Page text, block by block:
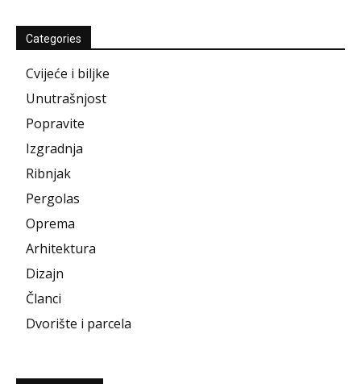
Categories
Cvijeće i biljke
Unutrašnjost
Popravite
Izgradnja
Ribnjak
Pergolas
Oprema
Arhitektura
Dizajn
Članci
Dvorište i parcela